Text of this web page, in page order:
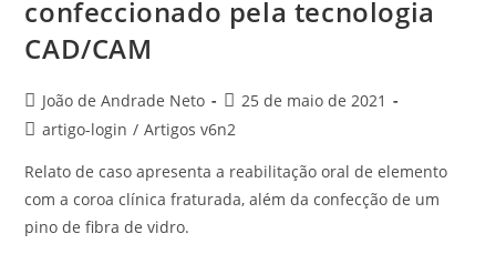
confeccionado pela tecnologia
CAD/CAM
João de Andrade Neto
25 de maio de 2021
artigo-login / Artigos v6n2
Relato de caso apresenta a reabilitação oral de elemento
com a coroa clínica fraturada, além da confecção de um
pino de fibra de vidro.